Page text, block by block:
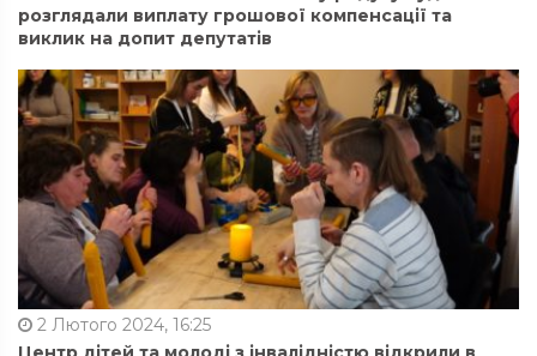
розглядали виплату грошової компенсації та
виклик на допит депутатів
2 Лютого 2024, 16:25